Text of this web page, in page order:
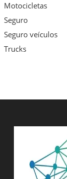
Motocicletas
Seguro
Seguro veículos
Trucks